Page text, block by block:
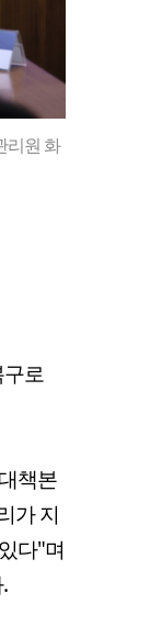
리원 화
로
책본
가 지
다"며